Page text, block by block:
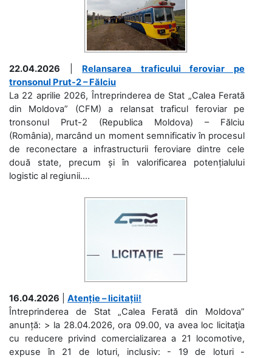
22.04.2026
Relansarea traficului feroviar pe
tronsonul Prut-2 – Fălciu
La 22 aprilie 2026, Întreprinderea de Stat „Calea Ferată
din Moldova” (CFM) a relansat traficul feroviar pe
tronsonul Prut-2 (Republica Moldova) – Fălciu
(România), marcând un moment semnificativ în procesul
de reconectare a infrastructurii feroviare dintre cele
două state, precum și în valorificarea potențialului
logistic al regiunii....
16.04.2026
Atenție – licitații!
Întreprinderea de Stat „Calea Ferată din Moldova”
anunță: > la 28.04.2026, ora 09.00, va avea loc licitaţia
cu reducere privind comercializarea a 21 locomotive,
expuse în 21 de loturi, inclusiv: - 19 de loturi -